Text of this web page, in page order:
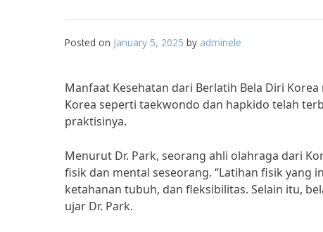
Posted on January 5, 2025 by adminele
Manfaat Kesehatan dari Berlatih Bela Diri
Korea seperti taekwondo dan hapkido telah
praktisinya.
Menurut Dr. Park, seorang ahli olahraga dari
fisik dan mental seseorang. “Latihan fisik
ketahanan tubuh, dan fleksibilitas. Selain itu,
ujar Dr. Park.